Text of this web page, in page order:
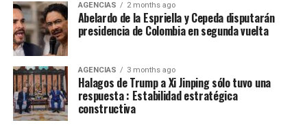
AGENCIAS 2 months ago
Abelardo de la Espriella y Cepeda disputarán
presidencia de Colombia en segunda vuelta
AGENCIAS 3 months ago
Halagos de Trump a Xi Jinping sólo tuvo una
respuesta : Estabilidad estratégica
constructiva